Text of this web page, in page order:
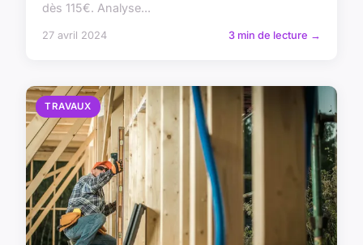
dès 115€. Analyse...
27 avril 2024 3 min de lecture →
TRAVAUX